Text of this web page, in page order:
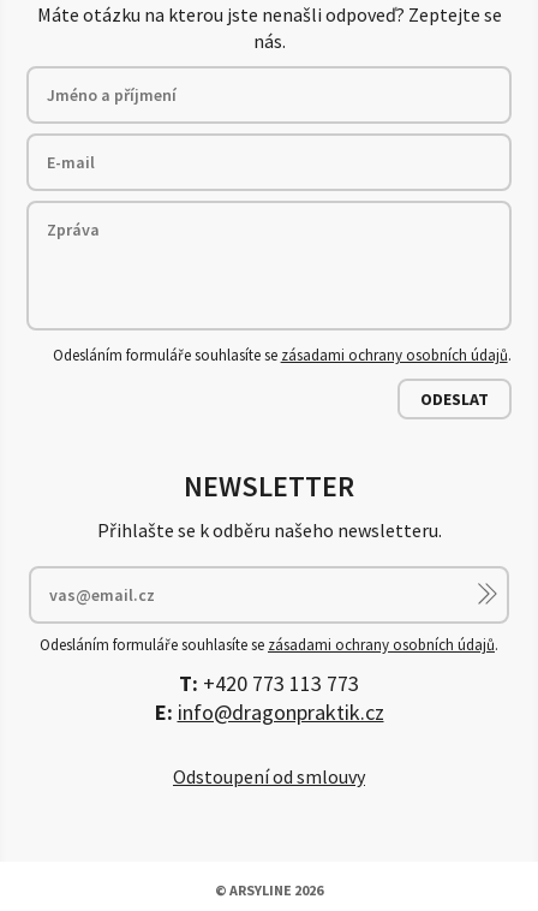
Máte otázku na kterou jste nenašli odpoveď? Zeptejte se
nás.
Odesláním formuláře souhlasíte se zásadami ochrany osobních údajů.
ODESLAT
NEWSLETTER
Přihlašte se k odběru našeho newsletteru.
Odesláním formuláře souhlasíte se zásadami ochrany osobních údajů.
T: +420 773 113 773
E: info@dragonpraktik.cz
Odstoupení od smlouvy
© ARSYLINE 2026